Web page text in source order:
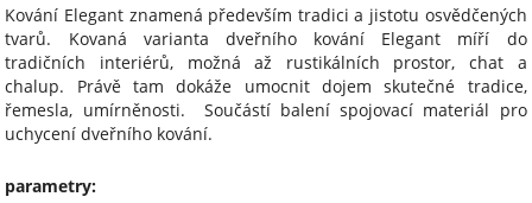
Kování Elegant znamená především tradici a jistotu osvědčených
tvarů. Kovaná varianta dveřního kování Elegant míří do
tradičních interiérů, možná až rustikálních prostor, chat a
chalup. Právě tam dokáže umocnit dojem skutečné tradice,
řemesla, umírněnosti. Součástí balení spojovací materiál pro
uchycení dveřního kování.
parametry: